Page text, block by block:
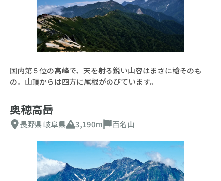
国内第５位の高峰で、天を射る鋭い山容はまさに槍そのも
の。山頂からは四方に尾根がのびています。
奥穂高岳
長野県岐阜県 3,190m 百名山